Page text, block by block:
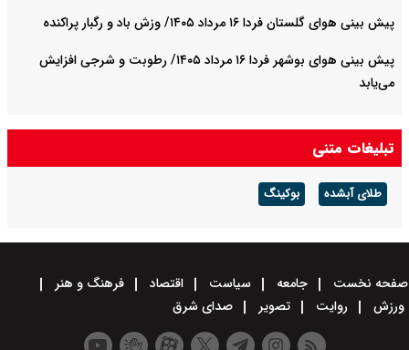
پیش بینی هوای گلستان فردا ۱۶ مرداد ۱۴۰۵/ وزش باد و رگبار پراکنده
پیش بینی هوای بوشهر فردا ۱۶ مرداد ۱۴۰۵/ رطوبت و شرجی افزایش
می‌یابد
تبلیغات متنی
طلای آبشده بوکینگ
صفحه نخست جامعه سیاست اقتصاد
فرهنگ و هنر
ورزش
روایت تصویر صدای شرق